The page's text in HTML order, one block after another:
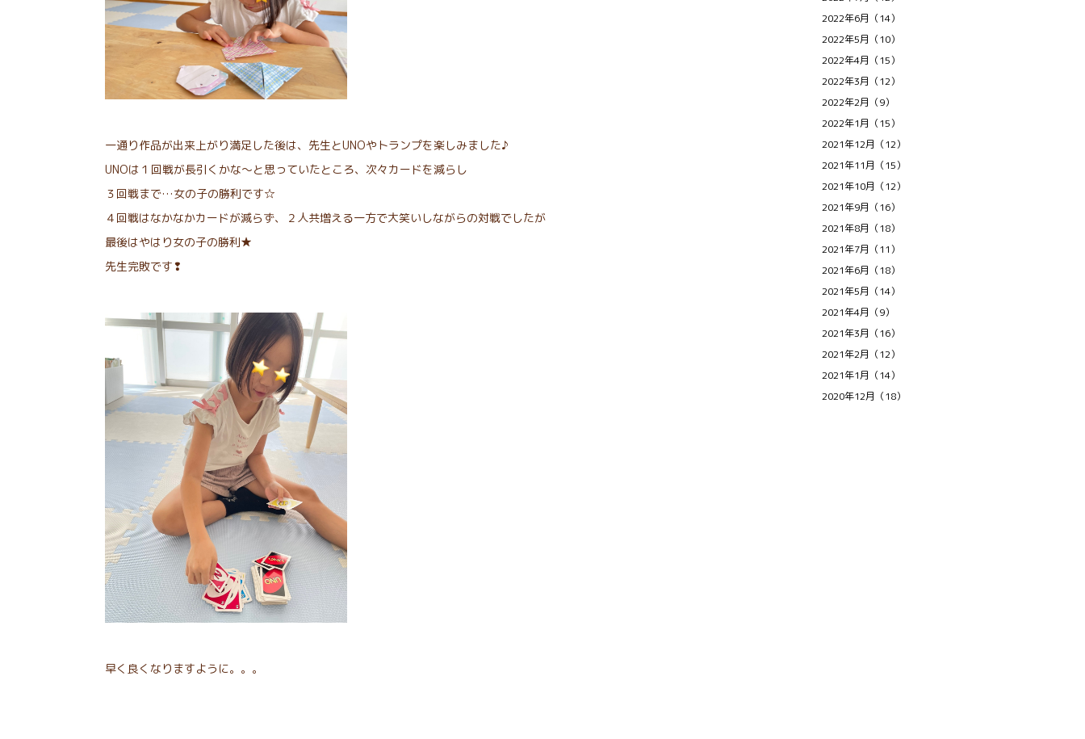
一通り作品が出来上がり満足した後は、先生とUNOやトランプを楽しみました♪
UNOは１回戦が長引くかな～と思っていたところ、次々カードを減らし
３回戦まで…女の子の勝利です☆
４回戦はなかなかカードが減らず、２人共増える一方で大笑いしながらの対戦でしたが
最後はやはり女の子の勝利★
先生完敗です❢
早く良くなりますように。。。
2022年6月（14）
2022年5月（10）
2022年4月（15）
2022年3月（12）
2022年2月（9）
2022年1月（15）
2021年12月（12）
2021年11月（15）
2021年10月（12）
2021年9月（16）
2021年8月（18）
2021年7月（11）
2021年6月（18）
2021年5月（14）
2021年4月（9）
2021年3月（16）
2021年2月（12）
2021年1月（14）
2020年12月（18）